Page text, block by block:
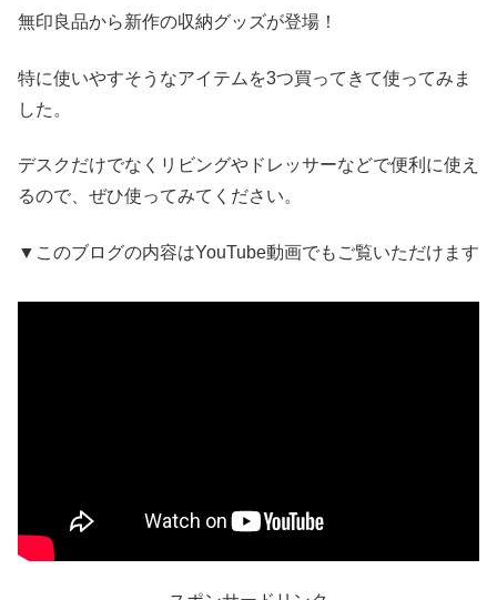
無印良品から新作の収納グッズが登場！
特に使いやすそうなアイテムを3つ買ってきて使ってみま
した。
デスクだけでなくリビングやドレッサーなどで便利に使え
るので、ぜひ使ってみてください。
▼このブログの内容はYouTube動画でもご覧いただけます